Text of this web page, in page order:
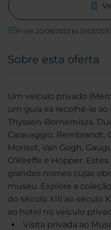
From 20/06/2022 to 31/03/2037
Sobre esta oferta
Um veículo privado
um guia irá recolhê-lo
Thyssen-Bornemisza.
Caravaggio, Rembrandt,
Morisot, Van Gogh,
O'Keeffe e Hopper.
grandes nomes cujas
museu. Explore a
do século XIII ao século
ao hotel no veículo
Visita privada ao